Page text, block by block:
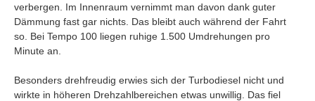
verbergen. Im Innenraum vernimmt man davon dank guter
Dämmung fast gar nichts. Das bleibt auch während der Fahrt
so. Bei Tempo 100 liegen ruhige 1.500 Umdrehungen pro
Minute an.
Besonders drehfreudig erwies sich der Turbodiesel nicht und
wirkte in höheren Drehzahlbereichen etwas unwillig. Das fiel